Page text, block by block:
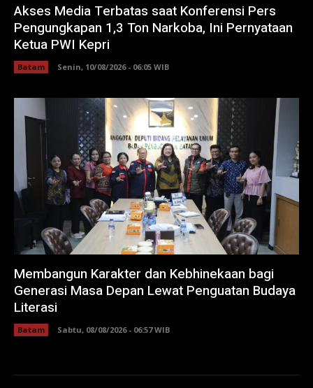
Akses Media Terbatas saat Konferensi Pers
Pengungkapan 1,3 Ton Narkoba, Ini Pernyataan
Ketua PWI Kepri
Batam Senin, 10/08/2026 - 06:05 WIB
Membangun Karakter dan Kebhinekaan bagi
Generasi Masa Depan Lewat Penguatan Budaya
Literasi
Batam Sabtu, 08/08/2026 - 06:57 WIB